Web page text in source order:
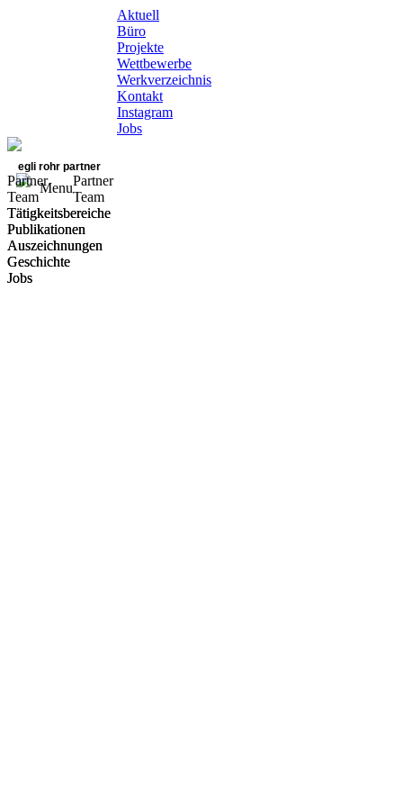
Aktuell
Büro
Projekte
Wettbewerbe
Werkverzeichnis
Kontakt
Instagram
Jobs
egli rohr partner
Menu
Partner
Team
Tätigkeitsbereiche
Publikationen
Auszeichnungen
Geschichte
Jobs
Partner
Team
Tätigkeitsbereiche
Publikationen
Auszeichnungen
Geschichte
Jobs